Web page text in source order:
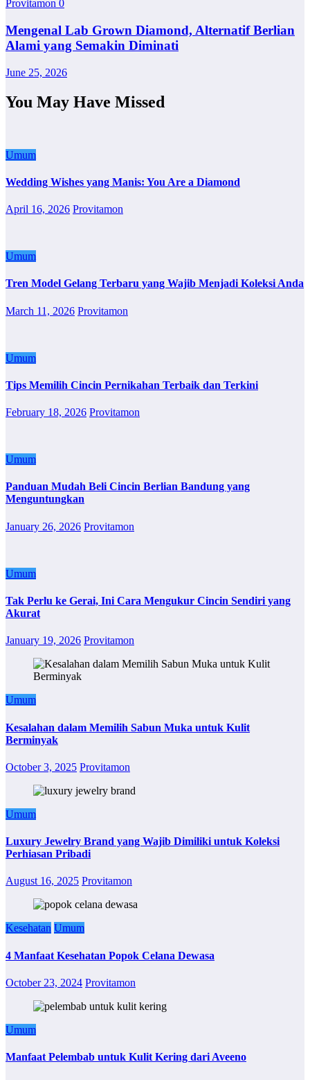
Provitamon 0
Mengenal Lab Grown Diamond, Alternatif Berlian
Alami yang Semakin Diminati
June 25, 2026
You May Have Missed
Umum
Wedding Wishes yang Manis: You Are a Diamond
April 16, 2026 Provitamon
Umum
Tren Model Gelang Terbaru yang Wajib Menjadi Koleksi Anda
March 11, 2026 Provitamon
Umum
Tips Memilih Cincin Pernikahan Terbaik dan Terkini
February 18, 2026 Provitamon
Umum
Panduan Mudah Beli Cincin Berlian Bandung yang
Menguntungkan
January 26, 2026 Provitamon
Umum
Tak Perlu ke Gerai, Ini Cara Mengukur Cincin Sendiri yang
Akurat
January 19, 2026 Provitamon
Umum
Kesalahan dalam Memilih Sabun Muka untuk Kulit
Berminyak
October 3, 2025 Provitamon
Umum
Luxury Jewelry Brand yang Wajib Dimiliki untuk Koleksi
Perhiasan Pribadi
August 16, 2025 Provitamon
Kesehatan Umum
4 Manfaat Kesehatan Popok Celana Dewasa
October 23, 2024 Provitamon
Umum
Manfaat Pelembab untuk Kulit Kering dari Aveeno